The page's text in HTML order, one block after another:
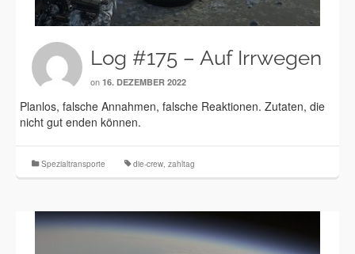
Log #175 – Auf Irrwegen
on 16. DEZEMBER 2022
Planlos, falsche Annahmen, falsche Reaktionen. Zutaten, die
nicht gut enden können.
Spezialtransporte die-crew, zahltag